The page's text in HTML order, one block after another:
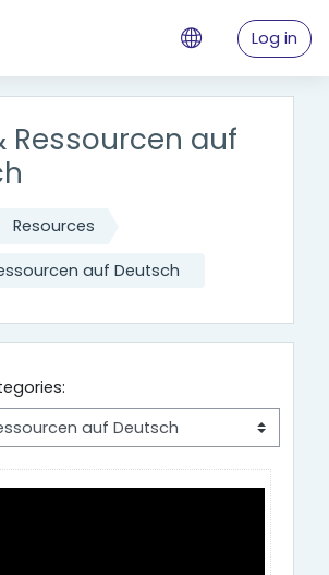
Log in
Ressourcen auf
Resources
auf Deutsch